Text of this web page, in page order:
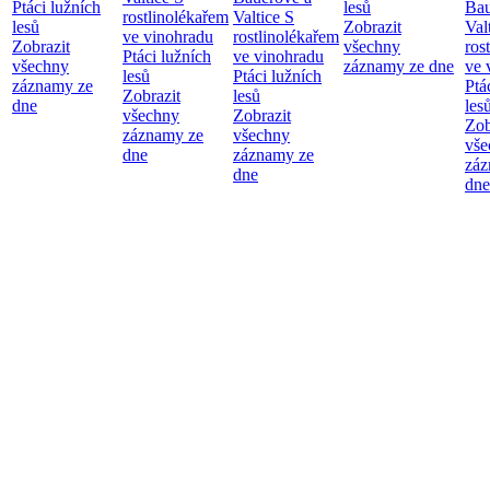
Ptáci lužních
lesů
Zobrazit
všechny
záznamy ze
dne
rostlinolékařem
ve vinohradu
Ptáci lužních
lesů
Zobrazit
všechny
záznamy ze
dne
Valtice S
rostlinolékařem
ve vinohradu
Ptáci lužních
lesů
Zobrazit
všechny
záznamy ze
dne
lesů
Zobrazit
všechny
záznamy ze dne ve
dne